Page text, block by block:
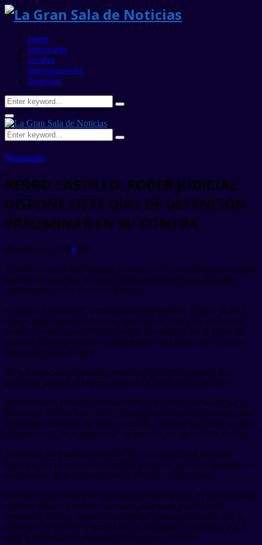
Home
Nacionales
Locales
Internacionales
Deportes
Search
for:
Search
Primary
Menu
Search
for:
Search
Nacionales
PEDRO CASTILLO: PODER JUDICIAL
DISPONE SIETE DÍAS DE DETENCIÓN
PRELIMINAR EN SU CONTRA
diciembre 8, 20220352
El Poder Judicial (PJ) dispuso la medida de detención preliminar por
el plazo de siete días en contra del expresidente Pedro Castillo,
según informó este Poder del Estado.
«Juzgado Supremo de Investigación Preparatoria, a cargo de juez
Juan Carlos Checkley, dispone siete días de detención preliminar
contra el expresidente Pedro Castillo, investigado por el delito de
rebelión (alternativamente conspiración)», informó a través de su
cuenta oficial de Twitter.
En la resolución magistrado también dispone que el plazo de
detención judicial es vigente del 7 al 13 de diciembre de 2022.
De este modo, el Poder Judicial ratifica el pedido efectuado por el
Ministerio Público para que se disponga la detención preliminar por
la presunta comisión del delito contra los Poderes del Estado y orden
constitucional, en la modalidad de rebelión, en agravio del Estado.
Asimismo, de manera alternativa por la comisión del delito de
conspiración en agravio del Estado, ambos ilícitos están previstos y
sancionados en los artículos 346 y 349 del Código Penal.
Durante la audiencia judicial realizada esta mañana, el fiscal adjunto
supremo Marco Huamán, fue quien sustentó la posición del
Ministerio Público durante la audiencia judicial, indicando que la
detención de Castillo Terrones fue en flagrancia y ejecutada por la
Policía Nacional tras abandonar Palacio de Gobierno.